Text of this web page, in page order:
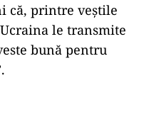
că, printre veștile
le transmite
bună pentru